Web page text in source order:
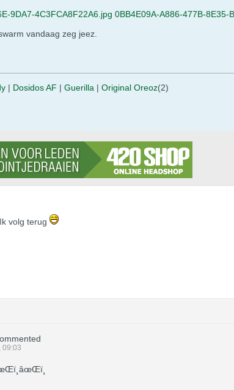
9DA7-4C3FCA8F22A6.jpg 0BB4E09A-A886-477B-8E35-
vandaag zeg jeez.
| Dosidos AF | Guerilla | Original Oreoz(2)
volg terug
09:03